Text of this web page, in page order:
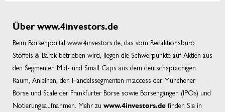
Über www.4investors.de
Beim Börsenportal www.4investors.de, das vom Redaktionsbüro
Stoffels & Barck betrieben wird, liegen die Schwerpunkte auf Aktien aus
den Segmenten Mid- und Small Caps aus dem deutschsprachigen
Raum, Anleihen, den Handelssegmenten m:access der Münchener
Börse und Scale der Frankfurter Börse sowie Börsengängen (IPOs) und
Notierungsaufnahmen. Mehr zu www.4investors.de finden Sie in